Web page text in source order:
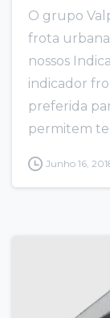
O grupo
frota urbana
nossos
indicador
preferida
permitem
Junho 16,